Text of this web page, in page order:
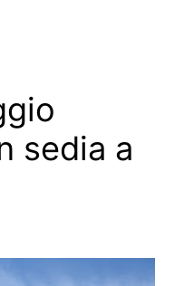
sedia a